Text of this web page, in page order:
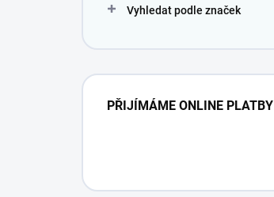
Vyhledat podle značek
PŘIJÍMÁME ONLINE PLATBY